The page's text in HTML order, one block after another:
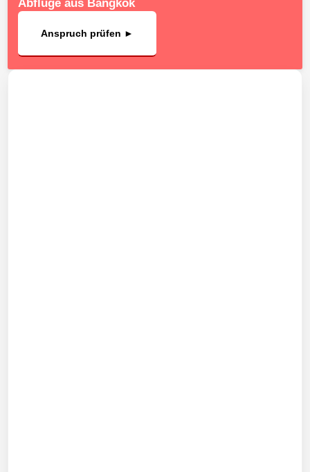
Abflüge aus Bangkok
Anspruch prüfen ►